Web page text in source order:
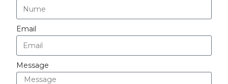
Email
Message